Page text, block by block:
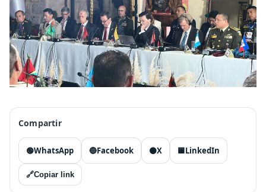
Compartir
🟢WhatsApp 🔵Facebook ⚫X 🟦LinkedIn
🔗Copiar link